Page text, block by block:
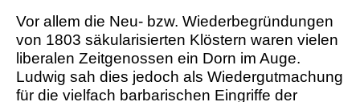
Vor allem die Neu- bzw. Wiederbegründungen
von 1803 säkularisierten Klöstern waren vielen
liberalen Zeitgenossen ein Dorn im Auge.
Ludwig sah dies jedoch als Wiedergutmachung
für die vielfach barbarischen Eingriffe der